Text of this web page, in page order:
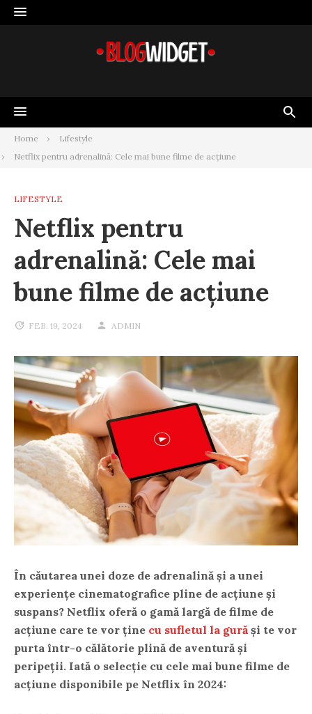
Skip
to
Home
Lifestyle
Netflix pentru adrenalină: Cele mai bune filme de acțiune
LIFESTYLE
Netflix pentru
adrenalină: Cele mai
bune filme de acțiune
FEB. 19, 2024 ADMIN
În căutarea unei doze de adrenalină și a unei
experiențe cinematografice pline de acțiune și
suspans? Netflix oferă o gamă largă de filme de
acțiune care te vor ține cu sufletul la gură și te vor
purta într-o călătorie plină de aventură și
peripeții. Iată o selecție cu cele mai bune filme de
acțiune disponibile pe Netflix în 2024: